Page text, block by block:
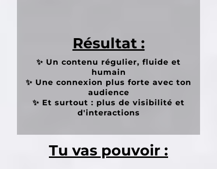
Résultat :
✨ Un contenu régulier, fluide et
humain
✨ Une connexion plus forte avec ton
audience
✨ Et surtout : plus de visibilité et
d'interactions
Tu vas pouvoir :